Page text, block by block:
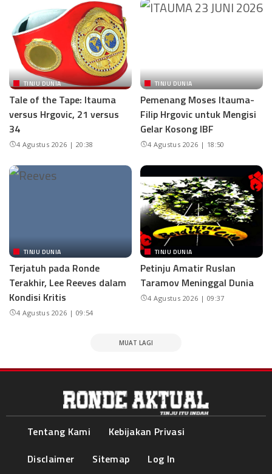
TINJU DUNIA
Tale of the Tape: Itauma
versus Hrgovic, 21 versus
34
4 Agustus 2026 | 20:38
TINJU DUNIA
Pemenang Moses Itauma-
Filip Hrgovic untuk Mengisi
Gelar Kosong IBF
4 Agustus 2026 | 18:50
TINJU DUNIA
Terjatuh pada Ronde
Terakhir, Lee Reeves dalam
Kondisi Kritis
4 Agustus 2026 | 09:54
TINJU DUNIA
Petinju Amatir Ruslan
Taramov Meninggal Dunia
4 Agustus 2026 | 09:37
MUAT LAGI
Tentang Kami
Kebijakan Privasi
Disclaimer
Sitemap Log In